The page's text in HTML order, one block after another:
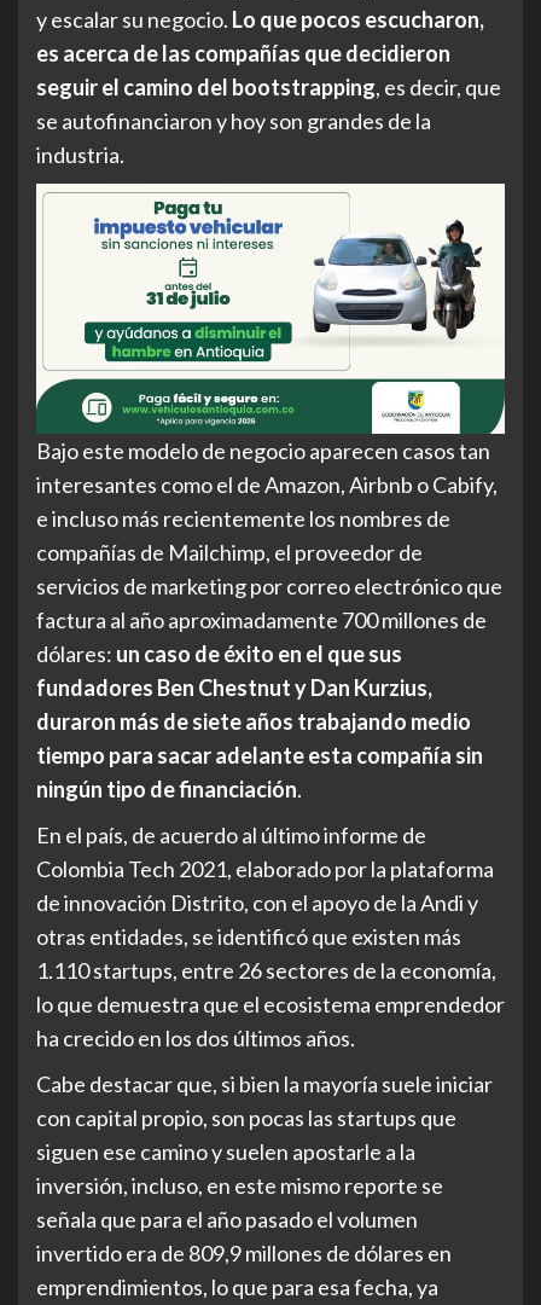
y escalar su negocio. Lo que pocos escucharon,
es acerca de las compañías que decidieron
seguir el camino del bootstrapping, es decir, que
se autofinanciaron y hoy son grandes de la
industria.
Bajo este modelo de negocio aparecen casos tan
interesantes como el de Amazon, Airbnb o Cabify,
e incluso más recientemente los nombres de
compañías de Mailchimp, el proveedor de
servicios de marketing por correo electrónico que
factura al año aproximadamente 700 millones de
dólares: un caso de éxito en el que sus
fundadores Ben Chestnut y Dan Kurzius,
duraron más de siete años trabajando medio
tiempo para sacar adelante esta compañía sin
ningún tipo de financiación.
En el país, de acuerdo al último informe de
Colombia Tech 2021, elaborado por la plataforma
de innovación Distrito, con el apoyo de la Andi y
otras entidades, se identificó que existen más
1.110 startups, entre 26 sectores de la economía,
lo que demuestra que el ecosistema emprendedor
ha crecido en los dos últimos años.
Cabe destacar que, si bien la mayoría suele iniciar
con capital propio, son pocas las startups que
siguen ese camino y suelen apostarle a la
inversión, incluso, en este mismo reporte se
señala que para el año pasado el volumen
invertido era de 809,9 millones de dólares en
emprendimientos, lo que para esa fecha, ya